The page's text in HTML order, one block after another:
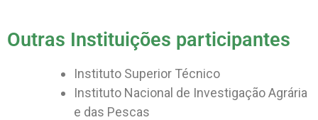
Outras Instituições participantes
Instituto Superior Técnico
Instituto Nacional de Investigação Agrária
e das Pescas